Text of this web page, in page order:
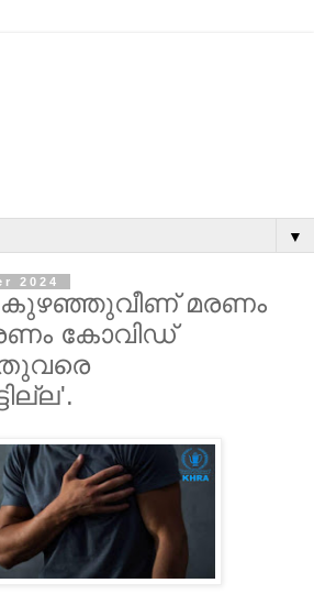
▼
2024
കുഴഞ്ഞുവീണ് മരണം
കോവിഡ്